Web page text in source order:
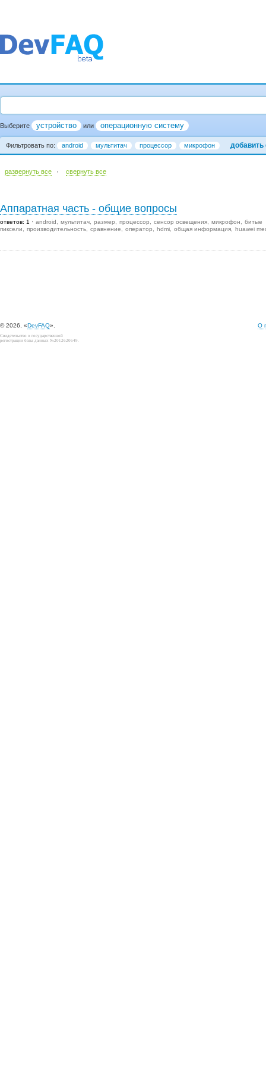
Выберите устройство или операционную систему
Фильтровать по: android мультитач процессор микрофон
развернуть все · cвернуть все
Аппаратная часть - общие вопросы
ответов: 1 android мультитач размер процессор сенсор освещения микрофон
битые
пиксели
производительность сравнение оператор hdmi общая информация huawei
© 2026, «DevFAQ». О
Свидетельство о государственной
регистрации базы данных №2012620649.